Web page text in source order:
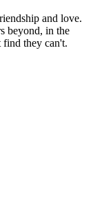
and love.
beyond, in the
they can't.